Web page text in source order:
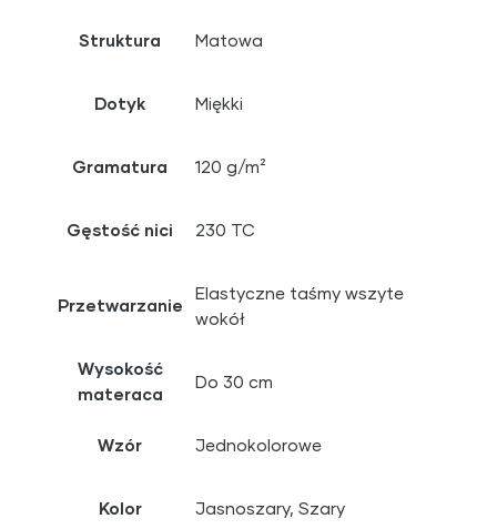
Struktura Matowa
Dotyk Miękki
Gramatura 120 g/m²
Gęstość nici 230 TC
Przetwarzanie
Elastyczne taśmy wszyte
wokół
Wysokość
materaca
Do 30 cm
Wzór Jednokolorowe
Kolor Jasnoszary, Szary